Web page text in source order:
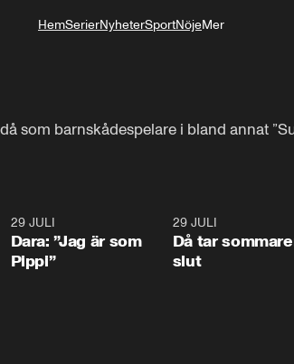
HemSerierNyheterSportNöjeMer
som barnskådespelare i bland annat
29 JULI
Dara: ”Jag är som
Pippi”
29 JULI
Då tar
slut